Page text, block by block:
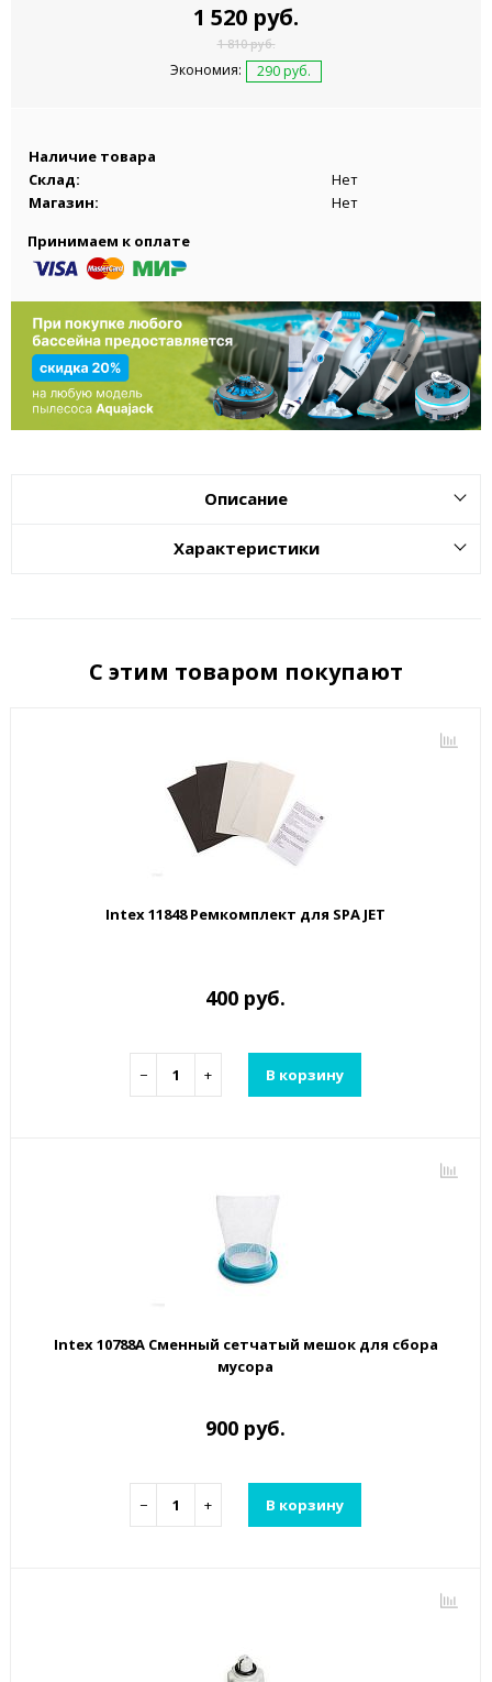
1 520 руб.
1 810 руб.
Экономия: 290 руб.
Наличие товара
Склад:
Нет
Магазин:
Нет
Принимаем к оплате
Описание
Характеристики
С этим товаром покупают
Intex 11848 Ремкомплект для SPA JET
400 руб.
− + В корзину
Intex 10788A Сменный сетчатый мешок для сбора
мусора
900 руб.
− + В корзину